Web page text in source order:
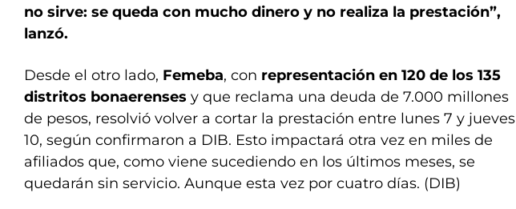
no sirve: se queda con mucho dinero y no realiza la prestación”,
lanzó.
Desde el otro lado, Femeba, con representación en 120 de los 135
distritos bonaerenses y que reclama una deuda de 7.000 millones
de pesos, resolvió volver a cortar la prestación entre lunes 7 y jueves
10, según confirmaron a DIB. Esto impactará otra vez en miles de
afiliados que, como viene sucediendo en los últimos meses, se
quedarán sin servicio. Aunque esta vez por cuatro días. (DIB)